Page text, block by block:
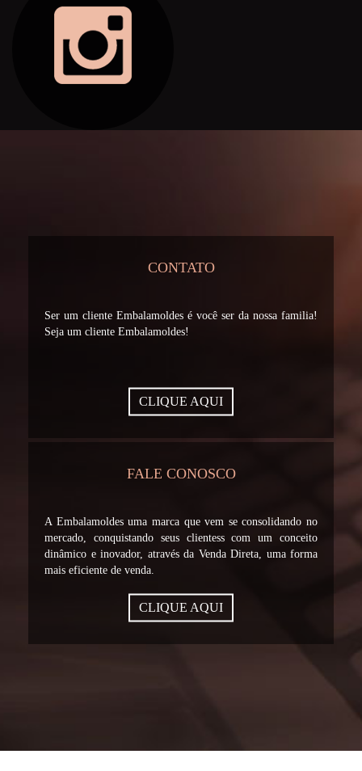
CONTATO
Ser um cliente Embalamoldes é você ser da nossa familia!
Seja um cliente Embalamoldes!
CLIQUE AQUI
FALE CONOSCO
A Embalamoldes uma marca que vem se consolidando no
mercado, conquistando seus clientess com um conceito
dinâmico e inovador, através da Venda Direta, uma forma
mais eficiente de venda.
CLIQUE AQUI